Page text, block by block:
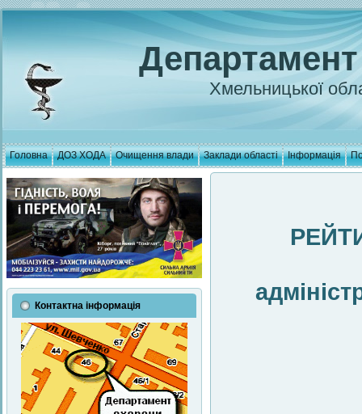
Хмельницької
Головна ДОЗ ХОДА Очищення влади Заклади області Інформація
Контактна інформація